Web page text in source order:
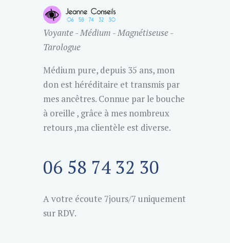
Voyante - Médium - Magnétiseuse -
Tarologue
Médium pure, depuis 35 ans, mon
don est héréditaire et transmis par
mes ancêtres. Connue par le bouche
à oreille , grâce à mes nombreux
retours ,ma clientèle est diverse.
06 58 74 32 30
A votre écoute 7jours/7 uniquement
sur RDV.